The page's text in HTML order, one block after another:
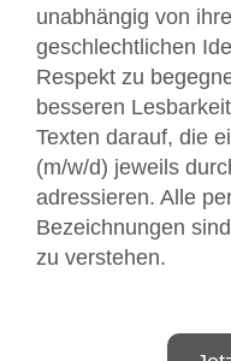
unabhängig von
geschlechtlichen
Respekt zu
besseren
Texten darauf, die
(m/w/d) jeweils
adressieren. Alle
Bezeichnungen
zu verstehen.